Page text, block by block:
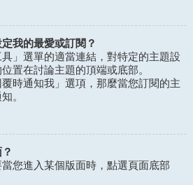
我的最愛或訂閱？
」選單的適當連結，對特定的主題設
置在討論主題的頂端或底部。
時通知我」選項，那麼當您訂閱的主
。
您進入某個版面時，點選頁面底部